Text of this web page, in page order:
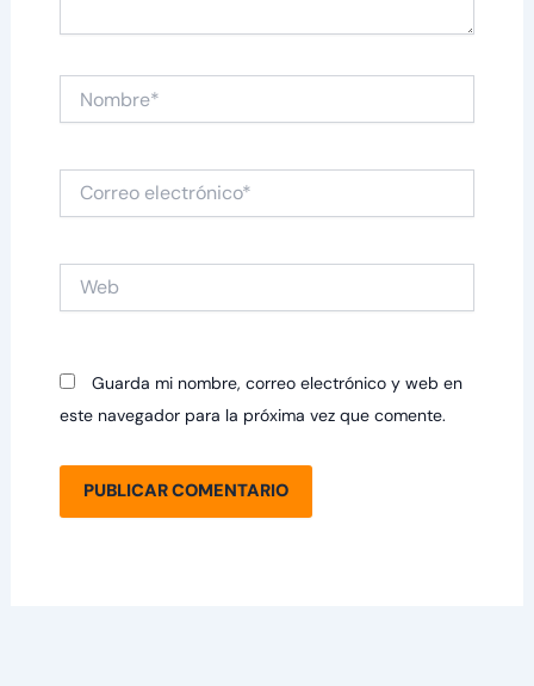
Correo
electrónico*
Guarda mi nombre, correo electrónico y web en
este navegador para la próxima vez que comente.